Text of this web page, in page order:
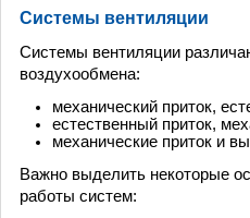
Системы вентиляции
Системы вентиляции
воздухообмена:
механический приток,
естественный приток,
механические приток и
Важно выделить некоторые
работы систем: